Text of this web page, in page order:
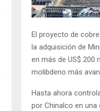
El proyecto de
la adquisición de
en más de US$ 200
molibdeno más
Hasta ahora
por Chinalco en